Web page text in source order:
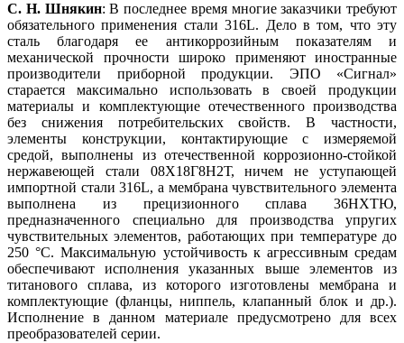
С. Н. Шнякин: В последнее время многие заказчики требуют
обязательного применения стали 316L. Дело в том, что эту
сталь благодаря ее антикоррозийным показателям и
механической прочности широко применяют иностранные
производители приборной продукции. ЭПО «Сигнал»
старается максимально использовать в своей продукции
материалы и комплектующие отечественного производства
без снижения потребительских свойств. В частности,
элементы конструкции, контактирующие с измеряемой
средой, выполнены из отечественной коррозионно-стойкой
нержавеющей стали 08Х18Г8Н2Т, ничем не уступающей
импортной стали 316L, а мембрана чувствительного элемента
выполнена из прецизионного сплава 36НХТЮ,
предназначенного специально для производства упругих
чувствительных элементов, работающих при температуре до
250 °C. Максимальную устойчивость к агрессивным средам
обеспечивают исполнения указанных выше элементов из
титанового сплава, из которого изготовлены мембрана и
комплектующие (фланцы, ниппель, клапанный блок и др.).
Исполнение в данном материале предусмотрено для всех
преобразователей серии.